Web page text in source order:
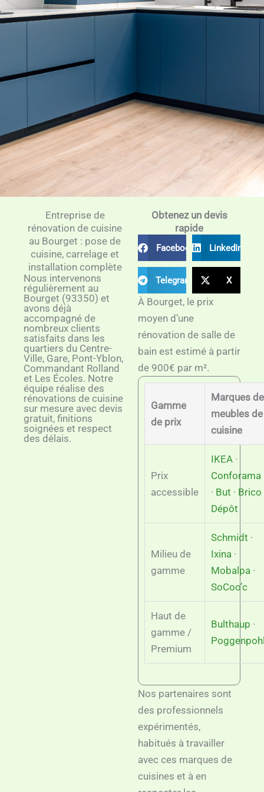
Obtenez un devis
rapide
Facebook LinkedIn
Telegram X
À Bourget, le prix
moyen d’une
rénovation de salle de
bain est estimé à partir
de 900€ par m².
Gamme
de prix
Marques de
meubles de
cuisine
Prix
accessible
IKEA ·
Conforama
· But · Brico
Dépôt
Milieu de
gamme
Schmidt ·
Ixina ·
Mobalpa ·
SoCoo’c
Haut de
gamme /
Premium
Bulthaup ·
Nos partenaires sont
des professionnels
expérimentés,
habitués à travailler
avec ces marques de
cuisines et à en
Entreprise de
rénovation de cuisine
au Bourget : pose de
cuisine, carrelage et
installation complète
Nous intervenons
régulièrement au
Bourget (93350) et
avons déjà
accompagné de
nombreux clients
satisfaits dans les
quartiers du Centre-
Ville, Gare, Pont-Yblon,
Commandant Rolland
et Les Écoles. Notre
équipe réalise des
rénovations de cuisine
sur mesure avec devis
gratuit, finitions
soignées et respect
des délais.